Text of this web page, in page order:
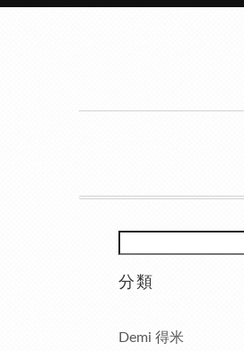
分類
Demi 得米